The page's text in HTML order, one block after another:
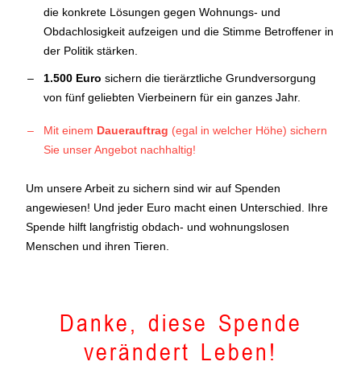
die konkrete Lösungen gegen Wohnungs- und
Obdachlosigkeit aufzeigen und die Stimme Betroffener in
der Politik stärken.
1.500 Euro sichern die tierärztliche Grundversorgung
von fünf geliebten Vierbeinern für ein ganzes Jahr.
Mit einem Dauerauftrag (egal in welcher Höhe) sichern
Sie unser Angebot nachhaltig!
Um unsere Arbeit zu sichern sind wir auf Spenden
angewiesen! Und jeder Euro macht einen Unterschied. Ihre
Spende hilft langfristig obdach- und wohnungslosen
Menschen und ihren Tieren.
Danke, diese Spende
verändert Leben!